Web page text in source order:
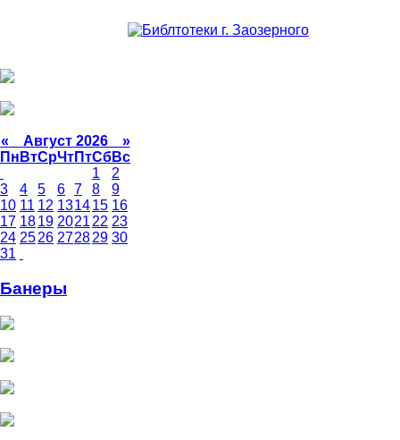
« Август 2026 »
Пн ВтСрЧтПтСбВс
1
2
3
4 5 6 7 8
9
10 11 12 131415 16
17 1819 2021 22 23
24 2526 272829 30
31
Банеры